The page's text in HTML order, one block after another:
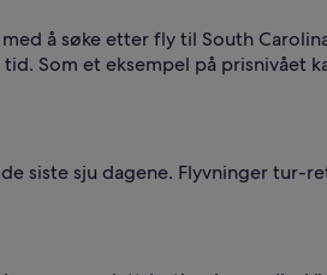
å søke etter fly til South
Som et eksempel på prisnivået
siste sju dagene. Flyvninger tur-